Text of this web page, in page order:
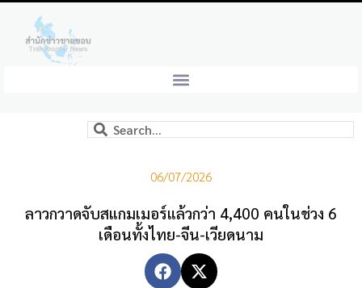
06/07/2026
ลาวกวาดจับสแกมเมอร์แล้วกว่า 4,400 คนในช่วง 6
เดือนทั้งไทย-จีน-เวียดนาม